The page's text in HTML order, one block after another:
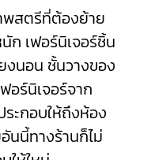
พสตรีที่ต้องย้าย
ก เฟอร์นิเจอร์ชิ้น
นอน ชั้นวางของ
อร์นิเจอร์จาก
ระกอบให้ถึงห้อง
นนี้ทางร้านก็ไม่